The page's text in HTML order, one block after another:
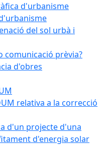
d'urbanisme
del sol urbà i
comunicació prèvia?
d'obres
relativa a la correcció
d'un projecte d'una
d'energia solar